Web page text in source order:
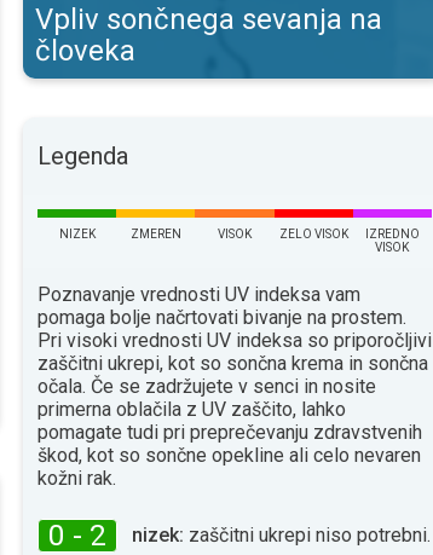
Vpliv sončnega sevanja na
človeka
Legenda
NIZEK ZMEREN VISOK ZELO VISOK
IZREDNO
VISOK
Poznavanje vrednosti UV indeksa vam
pomaga bolje načrtovati bivanje na prostem.
Pri visoki vrednosti UV indeksa so priporočljivi
zaščitni ukrepi, kot so sončna krema in sončna
očala. Če se zadržujete v senci in nosite
primerna oblačila z UV zaščito, lahko
pomagate tudi pri preprečevanju zdravstvenih
škod, kot so sončne opekline ali celo nevaren
kožni rak.
0 - 2 nizek: zaščitni ukrepi niso potrebni.